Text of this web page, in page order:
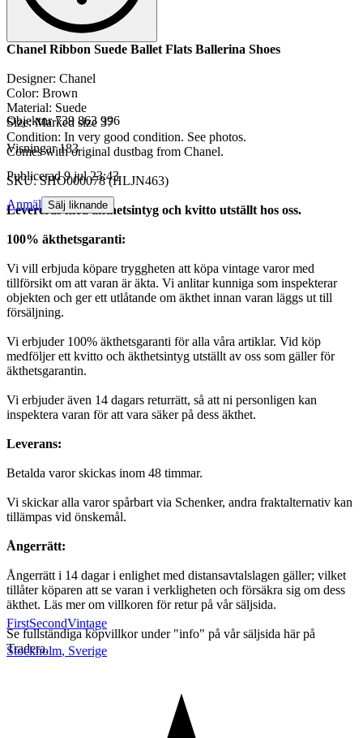
Chanel Ribbon Suede Ballet Flats Ballerina Shoes
Designer: Chanel
Color: Brown
Material: Suede
Size: Marked size 37
Condition: In very good condition. See photos.
Comes with original dustbag from Chanel.
SKU: SHO000078 (HLJN463)
Levereras med äkthetsintyg och kvitto utställt hos oss.
100% äkthetsgaranti:
Vi vill erbjuda köpare tryggheten att köpa vintage varor med
tillförsikt om att varan är äkta. Vi anlitar kunniga som inspekterar
objekten och ger ett utlåtande om äkthet innan varan läggs ut till
försäljning.
Vi erbjuder 100% äkthetsgaranti för alla våra artiklar. Vid köp
medföljer ett kvitto och äkthetsintyg utställt av oss som gäller för
äkthetsgarantin.
Vi erbjuder även 14 dagars returrätt, så att ni personligen kan
inspektera varan för att vara säker på dess äkthet.
Leverans:
Betalda varor skickas inom 48 timmar.
Vi skickar alla varor spårbart via Schenker, andra fraktalternativ kan
tillämpas vid önskemål.
Ångerrätt:
Ångerrätt i 14 dagar i enlighet med distansavtalslagen gäller; vilket
tillåter köparen att se varan i verkligheten och försäkra sig om dess
äkthet. Läs mer om villkoren för retur på vår säljsida.
Se fullständiga köpvillkor under "info" på vår säljsida här på
Tradera.
Objektnr 739 863 996
Visningar 183
Publicerad 9 jul 23:43
Anmäl Sälj liknande
FirstSecondVintage
Stockholm, Sverige